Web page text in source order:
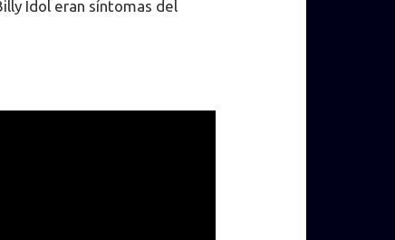
Idol eran síntomas del